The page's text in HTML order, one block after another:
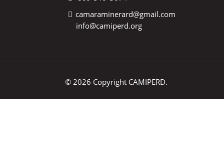
camaraminerard@gmail.com
info@camiperd.org
© 2026 Copyright CAMIPERD.